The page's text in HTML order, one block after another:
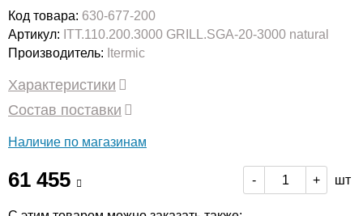
Код товара: 630-677-200
Артикул: ITT.110.200.3000 GRILL.SGA-20-3000 natural
Производитель: Itermic
Характеристики
Состав поставки
Наличие по магазинам
61 455 - + шт